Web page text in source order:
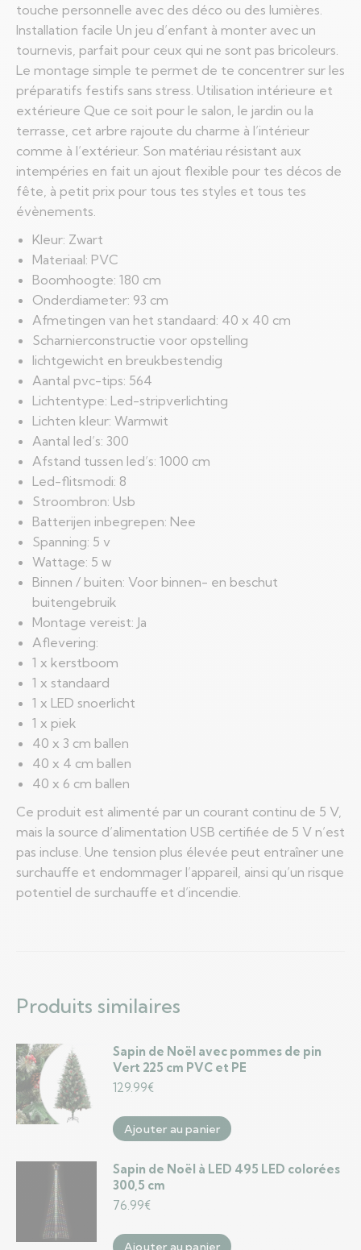
touche personnelle avec des déco ou des lumières.
Installation facile Un jeu d’enfant à monter avec un
tournevis, parfait pour ceux qui ne sont pas bricoleurs.
Le montage simple te permet de te concentrer sur les
préparatifs festifs sans stress. Utilisation intérieure et
extérieure Que ce soit pour le salon, le jardin ou la
terrasse, cet arbre rajoute du charme à l’intérieur
comme à l’extérieur. Son matériau résistant aux
intempéries en fait un ajout flexible pour tes décos de
fête, à petit prix pour tous tes styles et tous tes
évènements.
Kleur: Zwart
Materiaal: PVC
Boomhoogte: 180 cm
Onderdiameter: 93 cm
Afmetingen van het standaard: 40 x 40 cm
Scharnierconstructie voor opstelling
lichtgewicht en breukbestendig
Aantal pvc-tips: 564
Lichtentype: Led-stripverlichting
Lichten kleur: Warmwit
Aantal led’s: 300
Afstand tussen led’s: 1000 cm
Led-flitsmodi: 8
Stroombron: Usb
Batterijen inbegrepen: Nee
Spanning: 5 v
Wattage: 5 w
Binnen / buiten: Voor binnen- en beschut
buitengebruik
Montage vereist: Ja
Aflevering:
1 x kerstboom
1 x standaard
1 x LED snoerlicht
1 x piek
40 x 3 cm ballen
40 x 4 cm ballen
40 x 6 cm ballen
Ce produit est alimenté par un courant continu de 5 V,
mais la source d’alimentation USB certifiée de 5 V n’est
pas incluse. Une tension plus élevée peut entraîner une
surchauffe et endommager l’appareil, ainsi qu’un risque
potentiel de surchauffe et d’incendie.
Produits similaires
Sapin de Noël avec pommes de pin
Vert 225 cm PVC et PE
129.99€
Ajouter au panier
Sapin de Noël à LED 495 LED colorées
300,5 cm
76.99€